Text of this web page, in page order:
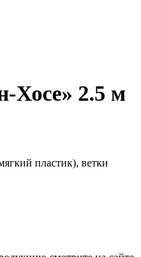
Хосе» 2.5 м
пластик), ветки